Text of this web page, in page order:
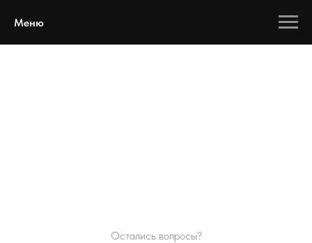
Меню
Остались вопросы?